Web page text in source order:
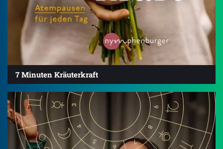
7 Minuten Kräuterkraft